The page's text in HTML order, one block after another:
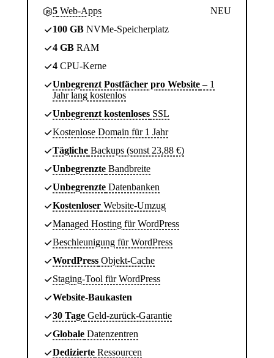
5 Web-Apps
NEU
100 GB NVMe-Speicherplatz
4 GB RAM
4 CPU-Kerne
Unbegrenzt Postfächer pro Website – 1
Jahr lang kostenlos
Unbegrenzt kostenloses SSL
Kostenlose Domain für 1 Jahr
Tägliche Backups (sonst 23,88 €)
Unbegrenzte Bandbreite
Unbegrenzte Datenbanken
Kostenloser Website-Umzug
Managed Hosting für WordPress
Beschleunigung für WordPress
WordPress Objekt-Cache
Staging-Tool für WordPress
Website-Baukasten
30 Tage Geld-zurück-Garantie
Globale Datenzentren
Dedizierte Ressourcen